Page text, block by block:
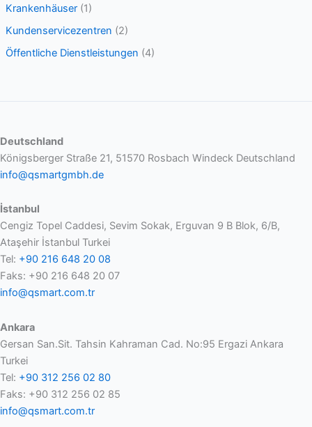
Krankenhäuser(1)
Kundenservicezentren (2)
Öffentliche Dienstleistungen (4)
Deutschland
Königsberger Straße 21, 51570 Rosbach Windeck Deutschland
info@qsmartgmbh.de
İstanbul
Cengiz Topel Caddesi, Sevim Sokak, Erguvan 9 B Blok, 6/B,
Ataşehir İstanbul Turkei
Tel: +90 216 648 20 08
Faks: +90 216 648 20 07
info@qsmart.com.tr
Ankara
Gersan San.Sit. Tahsin Kahraman Cad. No:95 Ergazi Ankara
Turkei
Tel: +90 312 256 02 80
Faks: +90 312 256 02 85
info@qsmart.com.tr